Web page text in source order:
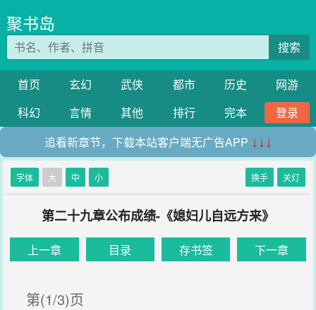
聚书岛
搜索
首页 玄幻 武侠 都市 历史
网游
科幻
言情 其他 排行 完本
登录
追看新章节，下载本站客户端无广告APP ↓↓↓
字体 大 中 小 换手 关灯
第二十九章公布成绩-《媳妇儿自远方来》
上一章 目录 存书签 下一章
第(1/3)页